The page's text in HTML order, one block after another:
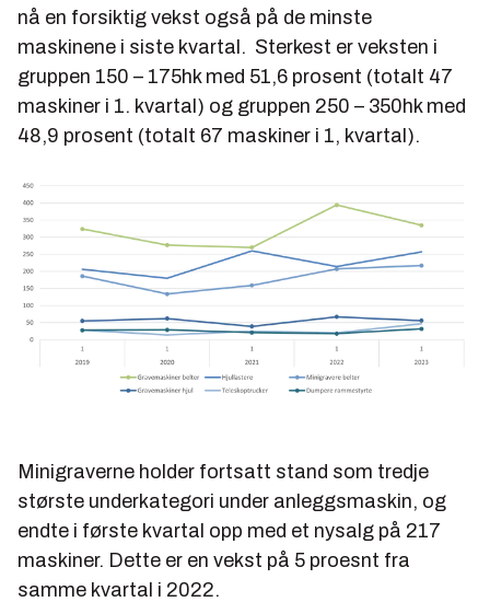
nå en forsiktig vekst også på de minste
maskinene i siste kvartal. Sterkest er veksten i
gruppen 150 – 175hk med 51,6 prosent (totalt 47
maskiner i 1. kvartal) og gruppen 250 – 350hk med
48,9 prosent (totalt 67 maskiner i 1, kvartal).
Minigraverne holder fortsatt stand som tredje
største underkategori under anleggsmaskin, og
endte i første kvartal opp med et nysalg på 217
maskiner. Dette er en vekst på 5 proesnt fra
samme kvartal i 2022.